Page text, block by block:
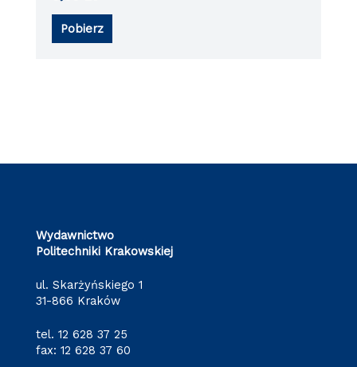
Pobierz
Wydawnictwo
Politechniki Krakowskiej
ul. Skarżyńskiego 1
31-866 Kraków
tel. 12 628 37 25
fax: 12 628 37 60